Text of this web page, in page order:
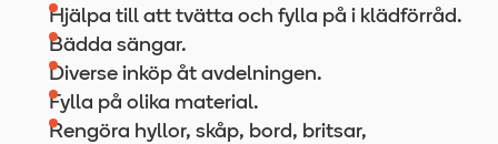
Hjälpa till att tvätta och fylla på i klädförråd.
Bädda sängar.
Diverse inköp åt avdelningen.
Fylla på olika material.
Rengöra hyllor, skåp, bord, britsar,